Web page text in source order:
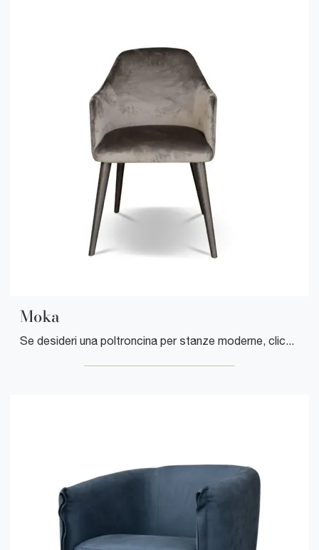
Moka
Se desideri una poltroncina per stanze moderne, clicca e leggi di più sul modello Moka in tessuto dell'azienda Cuborosso.